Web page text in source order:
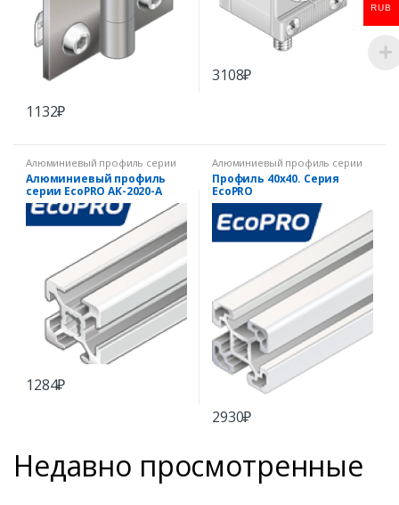
1132₽
3108₽
Алюминиевый профиль серии
EcoPRO
Алюминиевый профиль
серии EcoPRO AK-2020-A
1284₽
Алюминиевый профиль серии
EcoPRO
Профиль 40х40. Серия
EcoPRO
2930₽
Недавно просмотренные
RUB